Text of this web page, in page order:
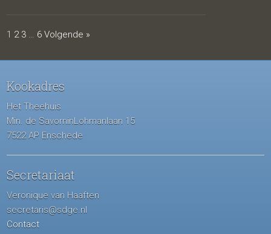
1 2 3 … 6 Volgende »
Kookadres
Het Theehuis
Min. de SavorninLohmanlaan 15
7522 AP Enschede
Secretariaat
Veronique van Haaften
secretaris@sdge.nl
Contact